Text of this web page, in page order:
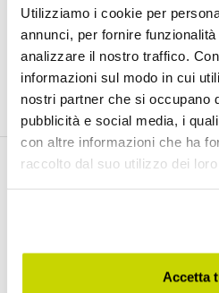
Utilizziamo i cookie per
annunci, per fornire
analizzare il nostro traffico.
informazioni sul modo in cui
nostri partner che si occupano
pubblicità e social media, i
con altre informazioni che ha
raccolto dal suo utilizzo dei
Accetta
7 - Telefonische
Wir garantieren unseren
telefonische Unterstützung in 6
internationalen Leitungen, die
Email